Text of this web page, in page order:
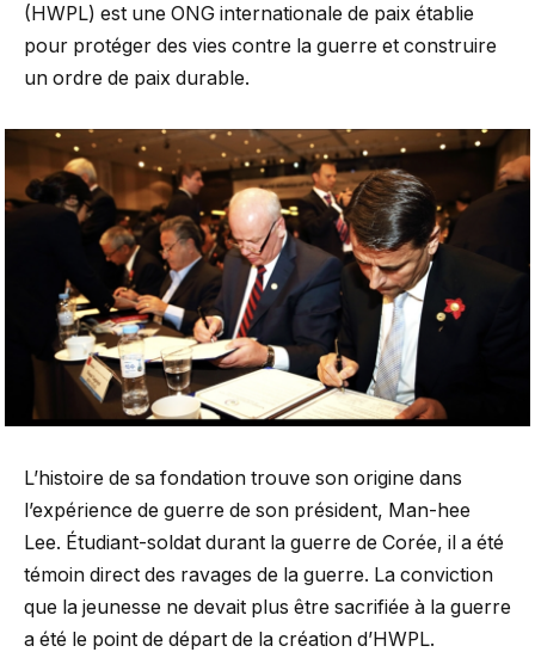
(HWPL) est une ONG internationale de paix établie
pour protéger des vies contre la guerre et construire
un ordre de paix durable.
L’histoire de sa fondation trouve son origine dans
l’expérience de guerre de son président, Man-hee
Lee. Étudiant-soldat durant la guerre de Corée, il a été
témoin direct des ravages de la guerre. La conviction
que la jeunesse ne devait plus être sacrifiée à la guerre
a été le point de départ de la création d’HWPL.